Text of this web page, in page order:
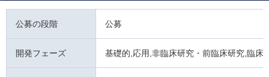
公募の段階 公募
開発フェーズ 基礎的,応用,非臨床研究・前臨床研究,臨床